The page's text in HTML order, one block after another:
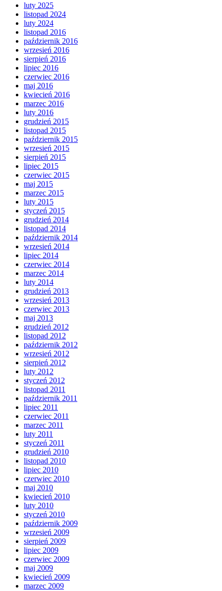
luty 2025
listopad 2024
luty 2024
listopad 2016
październik 2016
wrzesień 2016
sierpień 2016
lipiec 2016
czerwiec 2016
maj 2016
kwiecień 2016
marzec 2016
luty 2016
grudzień 2015
listopad 2015
październik 2015
wrzesień 2015
sierpień 2015
lipiec 2015
czerwiec 2015
maj 2015
marzec 2015
luty 2015
styczeń 2015
grudzień 2014
listopad 2014
październik 2014
wrzesień 2014
lipiec 2014
czerwiec 2014
marzec 2014
luty 2014
grudzień 2013
wrzesień 2013
czerwiec 2013
maj 2013
grudzień 2012
listopad 2012
październik 2012
wrzesień 2012
sierpień 2012
luty 2012
styczeń 2012
listopad 2011
październik 2011
lipiec 2011
czerwiec 2011
marzec 2011
luty 2011
styczeń 2011
grudzień 2010
listopad 2010
lipiec 2010
czerwiec 2010
maj 2010
kwiecień 2010
luty 2010
styczeń 2010
październik 2009
wrzesień 2009
sierpień 2009
lipiec 2009
czerwiec 2009
maj 2009
kwiecień 2009
marzec 2009